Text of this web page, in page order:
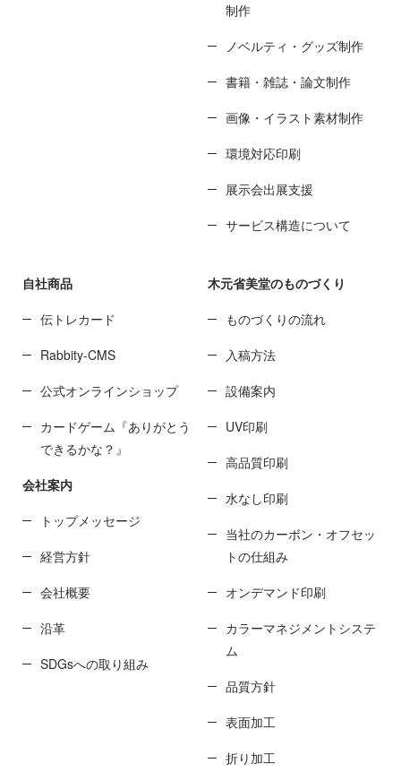
制作
ノベルティ・グッズ制作
書籍・雑誌・論文制作
画像・イラスト素材制作
環境対応印刷
展示会出展支援
サービス構造について
自社商品
伝トレカード
Rabbity-CMS
公式オンラインショップ
カードゲーム『ありがとう
できるかな？』
会社案内
トップメッセージ
経営方針
会社概要
沿革
SDGsへの取り組み
木元省美堂のものづくり
ものづくりの流れ
入稿方法
設備案内
UV印刷
高品質印刷
水なし印刷
当社のカーボン・オフセッ
トの仕組み
オンデマンド印刷
カラーマネジメントシステ
ム
品質方針
表面加工
折り加工